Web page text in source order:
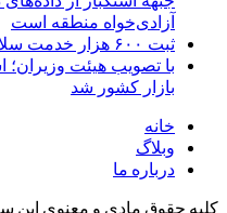
آزادی‌خواه منطقه است
ثبت ۶۰۰ هزار خدمت سلامت به زائران اربعین
با تصویب هیئت وزیران؛
بازار کشور شد
خانه
وبلاگ
درباره ما
کلیه حقوق مادی و معنوی این